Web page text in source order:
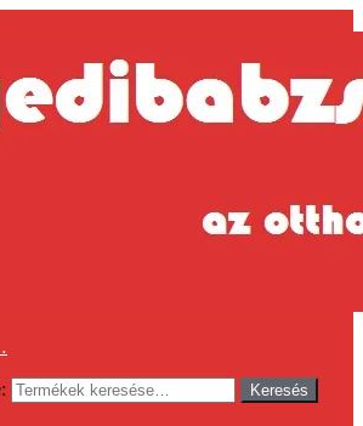
Keresés